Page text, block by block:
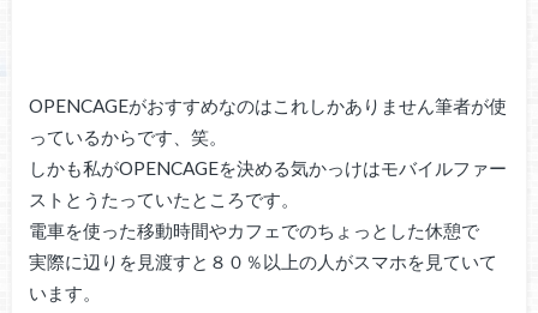
OPENCAGEがおすすめなのはこれしかありません筆者が使
っているからです、笑。
しかも私がOPENCAGEを決める気かっけはモバイルファー
ストとうたっていたところです。
電車を使った移動時間やカフェでのちょっとした休憩で
実際に辺りを見渡すと８０％以上の人がスマホを見ていて
います。